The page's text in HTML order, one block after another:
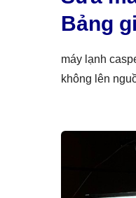
Bảng
máy lạnh
không lên